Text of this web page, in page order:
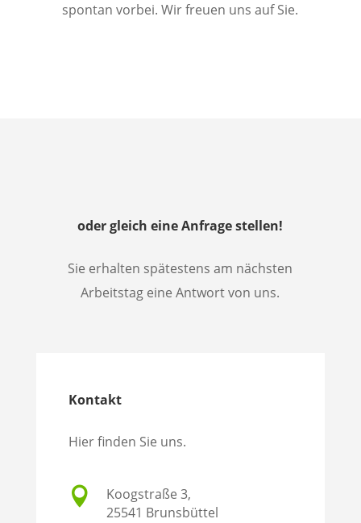
spontan vorbei. Wir freuen uns auf Sie.
oder gleich eine Anfrage stellen!
Sie erhalten spätestens am nächsten
Arbeitstag eine Antwort von uns.
Kontakt
Hier finden Sie uns.

Koogstraße 3,
25541 Brunsbüttel